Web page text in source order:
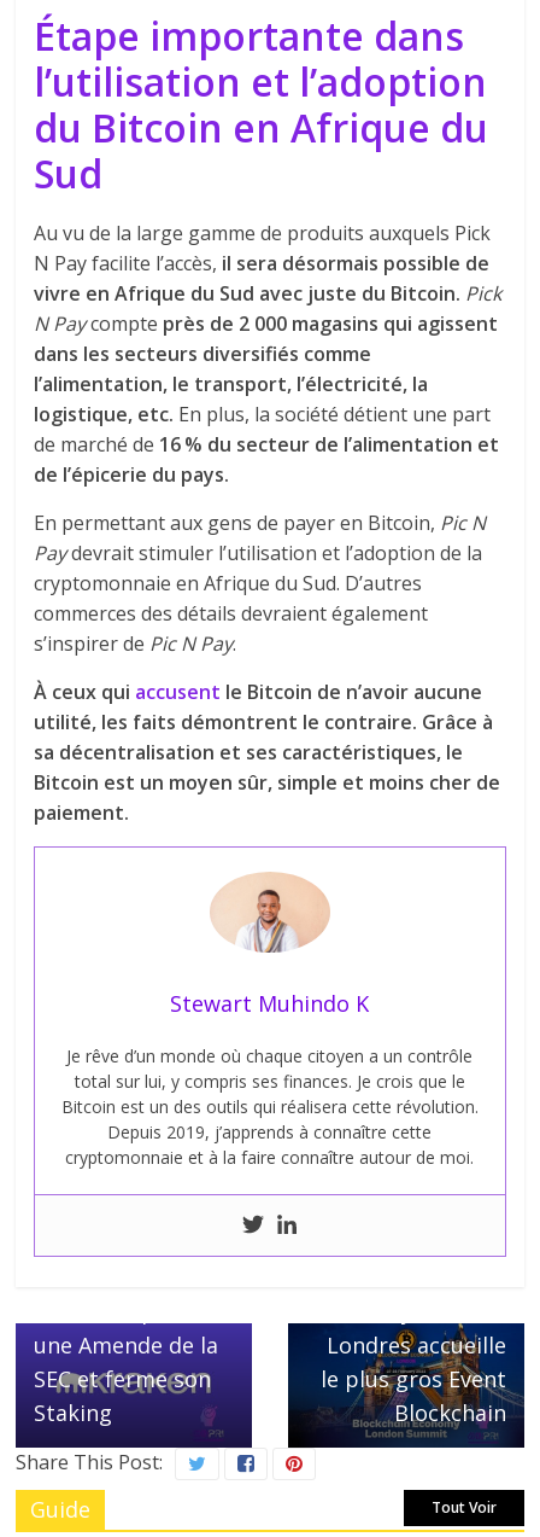
Étape importante dans
l’utilisation et l’adoption
du Bitcoin en Afrique du
Sud
Au vu de la large gamme de produits auxquels Pick
N Pay facilite l’accès, il sera désormais possible de
vivre en Afrique du Sud avec juste du Bitcoin. Pick
N Paycompte près de 2 000 magasins qui agissent
dans les secteurs diversifiés comme
l’alimentation, le transport, l’électricité, la
logistique, etc. En plus, la société détient une part
de marché de 16 % du secteur de l’alimentation et
de l’épicerie du pays.
En permettant aux gens de payer en Bitcoin, Pic N
Paydevrait stimuler l’utilisation et l’adoption de la
cryptomonnaie en Afrique du Sud. D’autres
commerces des détails devraient également
s’inspirer de Pic N Pay.
À ceux qui accusent le Bitcoin de n’avoir aucune
utilité, les faits démontrent le contraire. Grâce à
sa décentralisation et ses caractéristiques, le
Bitcoin est un moyen sûr, simple et moins cher de
paiement.
Stewart Muhindo K
Je rêve d’un monde où chaque citoyen a un contrôle
total sur lui, y compris ses finances. Je crois que le
Bitcoin est un des outils qui réalisera cette révolution.
Depuis 2019, j’apprends à connaître cette
cryptomonnaie et à la faire connaître autour de moi.
une Amende de la
SEC et ferme son
Staking
Londres accueille
le plus gros Event
Blockchain
Share This Post:
Guide Tout Voir